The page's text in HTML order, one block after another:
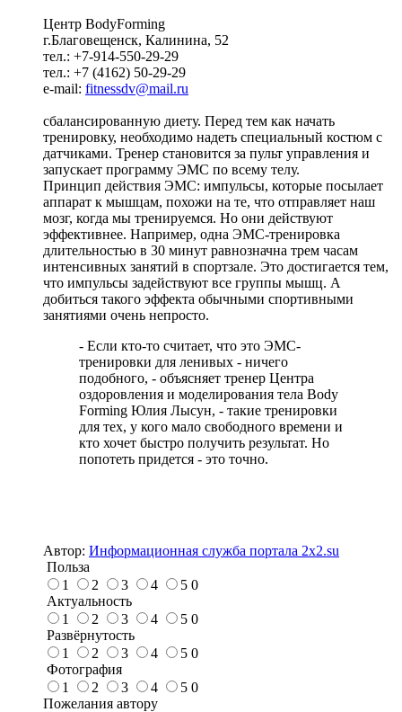
Центр BodyForming
г.Благовещенск, Калинина, 52
тел.: +7-914-550-29-29
тел.: +7 (4162) 50-29-29
e-mail: fitnessdv@mail.ru
сбалансированную диету. Перед тем как начать
тренировку, необходимо надеть специальный костюм с
датчиками. Тренер становится за пульт управления и
запускает программу ЭМС по всему телу.
Принцип действия ЭМС: импульсы, которые посылает
аппарат к мышцам, похожи на те, что отправляет наш
мозг, когда мы тренируемся. Но они действуют
эффективнее. Например, одна ЭМС-тренировка
длительностью в 30 минут равнозначна трем часам
интенсивных занятий в спортзале. Это достигается тем,
что импульсы задействуют все группы мышц. А
добиться такого эффекта обычными спортивными
занятиями очень непросто.
- Если кто-то считает, что это ЭМС-
тренировки для ленивых - ничего
подобного, - объясняет тренер Центра
оздоровления и моделирования тела Body
Forming Юлия Лысун, - такие тренировки
для тех, у кого мало свободного времени и
кто хочет быстро получить результат. Но
попотеть придется - это точно.
Автор: Информационная служба портала 2x2.su
Польза
1
2 3 4 5 0
Актуальность
1
2 3 4 5 0
Развёрнутость
1
2 3 4 5 0
Фотография
1
2 3 4 5 0
Пожелания автору